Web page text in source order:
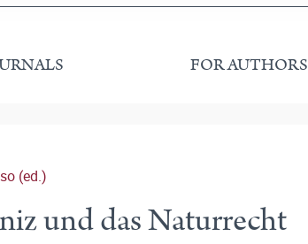
FOR AUTHORS
(ed.)
und das Naturrecht